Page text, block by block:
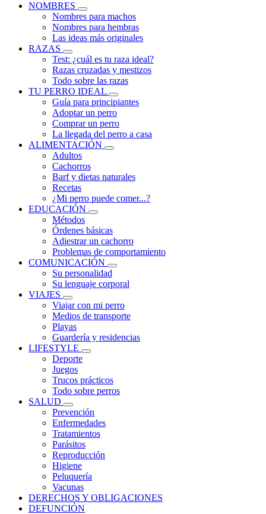
NOMBRES
Nombres para machos
Nombres para hembras
Las ideas más originales
RAZAS
Test: ¿cuál es tu raza ideal?
Razas cruzadas y mestizos
Todo sobre las razas
TU PERRO IDEAL
Guía para principiantes
Adoptar un perro
Comprar un perro
La llegada del perro a casa
ALIMENTACIÓN
Adultos
Cachorros
Barf y dietas naturales
Recetas
¿Mi perro puede comer...?
EDUCACIÓN
Métodos
Órdenes básicas
Adiestrar un cachorro
Problemas de comportamiento
COMUNICACIÓN
Su personalidad
Su lenguaje corporal
VIAJES
Viajar con mi perro
Medios de transporte
Playas
Guardería y residencias
LIFESTYLE
Deporte
Juegos
Trucos prácticos
Todo sobre perros
SALUD
Prevención
Enfermedades
Tratamientos
Parásitos
Reproducción
Higiene
Peluquería
Vacunas
DERECHOS Y OBLIGACIONES
DEFUNCIÓN